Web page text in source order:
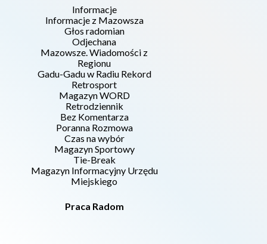
Informacje
Informacje z Mazowsza
Głos radomian
Odjechana
Mazowsze. Wiadomości z
Regionu
Gadu-Gadu w Radiu Rekord
Retrosport
Magazyn WORD
Retrodziennik
Bez Komentarza
Poranna Rozmowa
Czas na wybór
Magazyn Sportowy
Tie-Break
Magazyn Informacyjny Urzędu
Miejskiego
Praca Radom